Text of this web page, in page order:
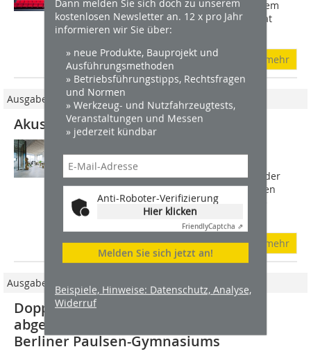
Dann melden Sie sich doch zu unserem
kostenlosen Newsletter an. 12 x pro Jahr
informieren wir Sie über:
» neue Produkte, Bauprojekt und
Ausführungsmethoden
» Betriebsführungstipps, Rechtsfragen
und Normen
» Werkzeug- und Nutzfahrzeugtests,
Veranstaltungen und Messen
» jederzeit kündbar
Anti-Roboter-Verifizierung
Hier klicken
FriendlyCaptcha ⇗
Melden Sie sich jetzt an!
Beispiele, Hinweise: Datenschutz, Analyse,
Widerruf
großes Budget. Normalerweise. Mit dem
neuen Theater Gütersloh hingegen hat
Architekt Prof. Jörg Friedrich...
mehr
Ausgabe 1-2/2026
Akustik-Baffeln aus Holzwolle
Möglichkeit zur Verbesserung der
Raumakustik unter Berücksichtigung der
bestehenden Architektur. Die schmalen
Baffeln werden vertikal von der Decke
abgehängt....
mehr
Ausgabe 09/2012
Doppelte Decke Montage einer
abgehängten Decke in der Aula des
Berliner Paulsen-Gymnasiums